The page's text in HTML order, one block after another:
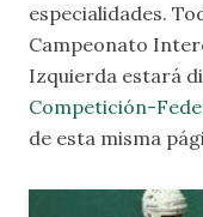
especialidades.
Campeonato
Izquierda estará
Competición-
de esta misma